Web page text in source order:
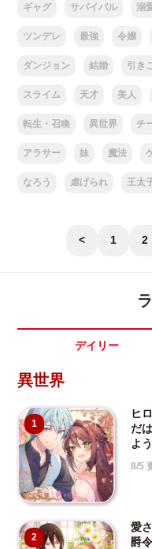
ギャグ サバイバル 溺
ツンデレ 最強 令嬢
ダンジョン 結婚 引き
スライム 天才 美人
転生・召喚 異世界 チ
アラサー 妹 魔法
なろう 虐げられ 王太
< 1 2
デイリー
異世界
1
ヒ
だ
よ
8/5
2
愛
爵